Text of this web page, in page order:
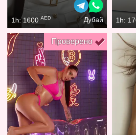
1h: 1600 AED Дубай 1h:
Проверено